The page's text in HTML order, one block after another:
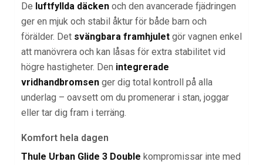
De luftfyllda däcken och den avancerade fjädringen
ger en mjuk och stabil åktur för både barn och
förälder. Det svängbara framhjulet gör vagnen enkel
att manövrera och kan låsas för extra stabilitet vid
högre hastigheter. Den integrerade
vridhandbromsen ger dig total kontroll på alla
underlag – oavsett om du promenerar i stan, joggar
eller tar dig fram i terräng.
Komfort hela dagen
Thule Urban Glide 3 Double kompromissar inte med